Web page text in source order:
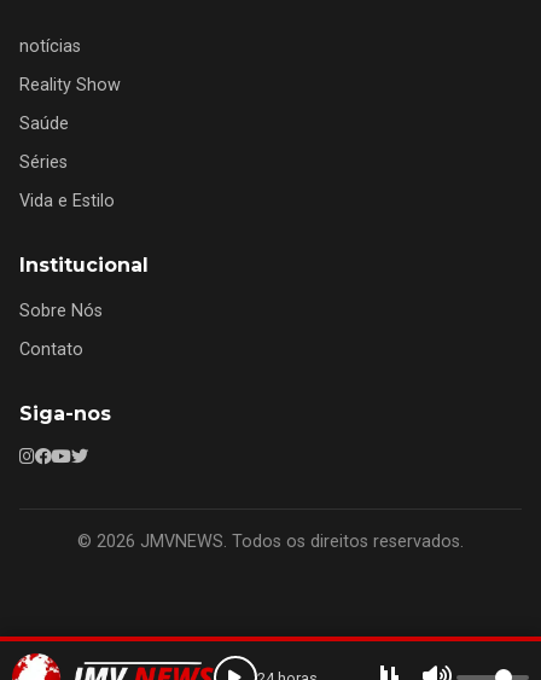
notícias
Reality Show
Saúde
Séries
Vida e Estilo
Institucional
Sobre Nós
Contato
Siga-nos
© 2026 JMVNEWS. Todos os direitos reservados.